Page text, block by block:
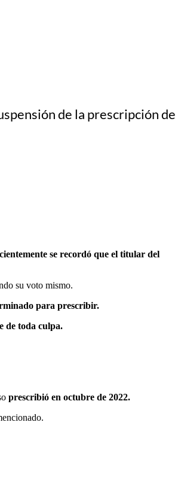
de la prescripción de
se recordó que el titular del
su voto mismo.
para prescribir.
de toda culpa.
prescribió en octubre de 2022.